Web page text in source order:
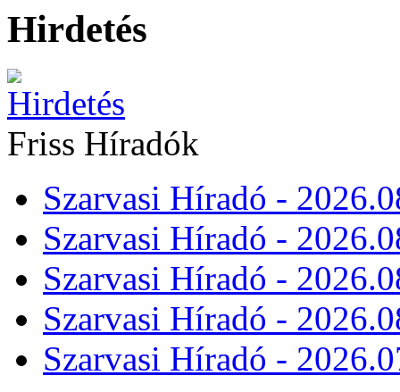
Hirdetés
Friss Híradók
Szarvasi Híradó -
Szarvasi Híradó -
Szarvasi Híradó -
Szarvasi Híradó -
Szarvasi Híradó -